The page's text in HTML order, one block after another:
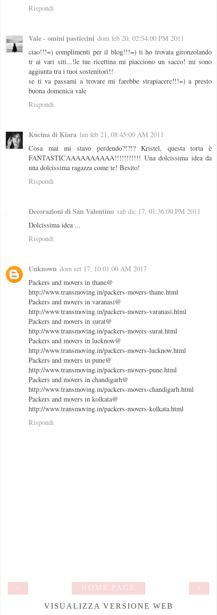
Rispondi
Vale - omini pasticcini dom feb 20, 02:54:00 PM 2011
ciao!!!=) complimenti per il blog!!!=) ti ho trovata gironzolando
tr ai vari siti...!le tue ricettina mi piacciono un sacco! mi sono
aggiunta tra i tuoi sostenitori!!
se ti va passami a trovare mi farebbe strapiacere!!!=) a presto
buona domenica vale
Rispondi
Kucina di Kiara lun feb 21, 08:45:00 AM 2011
Cosa mai mi stavo perdendo?!?!? Kristel, questa torta è
FANTASTICAAAAAAAAAA!!!!!!!!!!! Una dolcissima idea da
una dolcissima ragazza come te! Besito!
Rispondi
Decorazioni di San Valentino sab dic 17, 01:36:00 PM 2011
Dolcissima idea ...
Rispondi
Unknown dom set 17, 10:01:00 AM 2017
Packers and movers in thane@
http://www.transmoving.in/packers-movers-thane.html
Packers and movers in varanasi@
http://www.transmoving.in/packers-movers-varanasi.html
Packers and movers in surat@
http://www.transmoving.in/packers-movers-surat.html
Packers and movers in lucknow@
http://www.transmoving.in/packers-movers-lucknow.html
Packers and movers in pune@
http://www.transmoving.in/packers-movers-pune.html
Packers and movers in chandigarh@
http://www.transmoving.in/packers-movers-chandigarh.html
Packers and movers in kolkata@
http://www.transmoving.in/packers-movers-kolkata.html
Rispondi
›
HOME PAGE
VISUALIZZA VERSIONE WEB